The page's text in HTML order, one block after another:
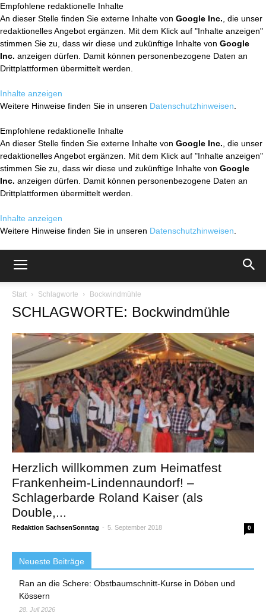
Empfohlene redaktionelle Inhalte
An dieser Stelle finden Sie externe Inhalte von Google Inc. , die unser
redaktionelles Angebot ergänzen. Mit dem Klick auf "Inhalte anzeigen"
stimmen Sie zu, dass wir diese und zukünftige Inhalte von Google
Inc. anzeigen dürfen. Damit können personenbezogene Daten an
Drittplattformen übermittelt werden.
Inhalte anzeigen
Weitere Hinweise finden Sie in unseren Datenschutzhinweisen
Empfohlene redaktionelle Inhalte
An dieser Stelle finden Sie externe Inhalte von Google Inc. , die unser
redaktionelles Angebot ergänzen. Mit dem Klick auf "Inhalte anzeigen"
stimmen Sie zu, dass wir diese und zukünftige Inhalte von Google
Inc. anzeigen dürfen. Damit können personenbezogene Daten an
Drittplattformen übermittelt werden.
Inhalte anzeigen
Weitere Hinweise finden Sie in unseren Datenschutzhinweisen
Start Schlagworte Bockwindmühle
SCHLAGWORTE: Bockwindmühle
Herzlich willkommen zum Heimatfest
Frankenheim-Lindennaundorf! –
Schlagerbarde Roland Kaiser (als
Double,...
Redaktion SachsenSonntag - 5. September 2018 0
Neueste Beiträge
Ran an die Schere: Obstbaumschnitt-Kurse in Döben und
Kössern
28. Juli 2026